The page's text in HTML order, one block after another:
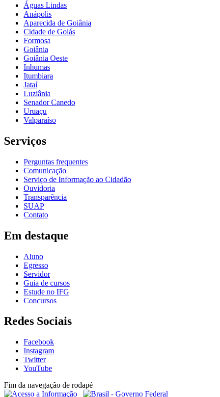
Águas Lindas
Anápolis
Aparecida de Goiânia
Cidade de Goiás
Formosa
Goiânia
Goiânia Oeste
Inhumas
Itumbiara
Jataí
Luziânia
Senador Canedo
Uruaçu
Valparaíso
Serviços
Perguntas frequentes
Comunicação
Serviço de Informação ao Cidadão
Ouvidoria
Transparência
SUAP
Contato
Em destaque
Aluno
Egresso
Servidor
Guia de cursos
Estude no IFG
Concursos
Redes Sociais
Facebook
Instagram
Twitter
YouTube
Fim da navegação de rodapé